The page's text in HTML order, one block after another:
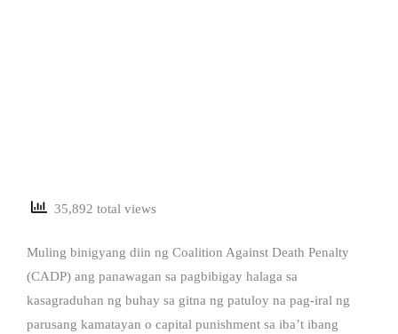
35,892 total views
Muling binigyang diin ng Coalition Against Death Penalty
(CADP) ang panawagan sa pagbibigay halaga sa
kasagraduhan ng buhay sa gitna ng patuloy na pag-iral ng
parusang kamatayan o capital punishment sa iba’t ibang